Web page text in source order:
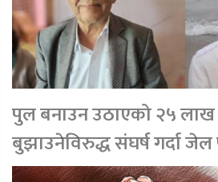
पुल बनाउन उठाएको २५ लाख
बुझाउनेविरुद्ध संघर्ष गर्दा जेल परेका भण्डारी र
भूर्तेल सम्मानित हुने